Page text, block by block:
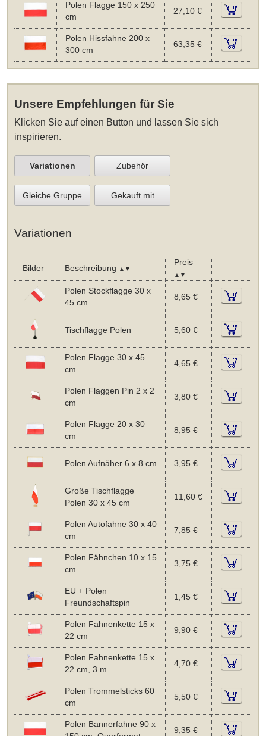
Polen Flagge 150 x 250
cm
27,10 €
Polen Hissfahne 200 x
300 cm
63,35 €
Unsere Empfehlungen für Sie
Klicken Sie auf einen Button und lassen Sie sich
inspirieren.
Variationen Zubehör
Gleiche Gruppe Gekauft mit
Variationen
Bilder Beschreibung ▲▼
Preis
▲▼
Polen Stockflagge 30 x
45 cm
8,65 €
Tischflagge Polen 5,60 €
Polen Flagge 30 x 45
cm
4,65 €
Polen Flaggen Pin 2 x 2
cm
3,80 €
Polen Flagge 20 x 30
cm
8,95 €
Polen Aufnäher 6 x 8 cm 3,95 €
Große Tischflagge
Polen 30 x 45 cm
11,60 €
Polen Autofahne 30 x 40
cm
7,85 €
Polen Fähnchen 10 x 15
cm
3,75 €
EU + Polen
Freundschaftspin
1,45 €
Polen Fahnenkette 15 x
22 cm
9,90 €
Polen Fahnenkette 15 x
22 cm, 3 m
4,70 €
Polen Trommelsticks 60
cm
5,50 €
Polen Bannerfahne 90 x
9,35 €